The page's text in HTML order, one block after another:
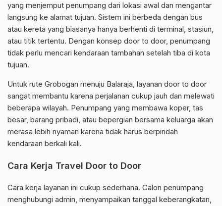
yang menjemput penumpang dari lokasi awal dan mengantar
langsung ke alamat tujuan. Sistem ini berbeda dengan bus
atau kereta yang biasanya hanya berhenti di terminal, stasiun,
atau titik tertentu. Dengan konsep door to door, penumpang
tidak perlu mencari kendaraan tambahan setelah tiba di kota
tujuan.
Untuk rute Grobogan menuju Balaraja, layanan door to door
sangat membantu karena perjalanan cukup jauh dan melewati
beberapa wilayah. Penumpang yang membawa koper, tas
besar, barang pribadi, atau bepergian bersama keluarga akan
merasa lebih nyaman karena tidak harus berpindah
kendaraan berkali kali.
Cara Kerja Travel Door to Door
Cara kerja layanan ini cukup sederhana. Calon penumpang
menghubungi admin, menyampaikan tanggal keberangkatan,